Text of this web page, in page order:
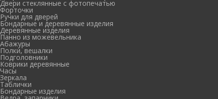
Двери стеклянные с фотопечатью
Форточки
Ручки для дверей
Бондарные и деревянные изделия
Деревянные изделия
Панно из можевельника
Абажуры
Полки, вешалки
Подголовники
Коврики деревянные
Часы
Зеркала
Таблички
Бондарные изделия